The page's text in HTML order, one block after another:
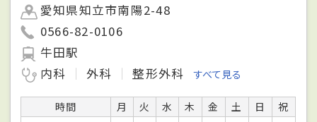
愛知県知立市南陽2-48
0566-82-0106
牛田駅
内科
外科 整形外科 すべて見る
時間 月 火 水 木 金 土 日
祝